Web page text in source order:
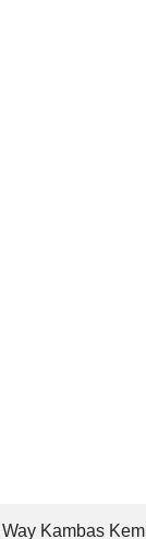
Kambas